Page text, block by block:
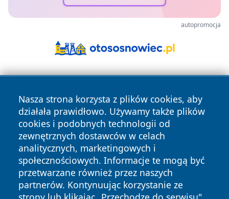
autopromocja
Nasza strona korzysta z plików cookies, aby
działała prawidłowo. Używamy także plików
cookies i podobnych technologii od
zewnętrznych dostawców w celach
analitycznych, marketingowych i
społecznościowych. Informacje te mogą być
przetwarzane również przez naszych
partnerów. Kontynuując korzystanie ze
Copyright © 2026 wrotatarnowa.pl Wszystkie prawa
zastrzeżone.
News Autorzy
Polityka
Polityka